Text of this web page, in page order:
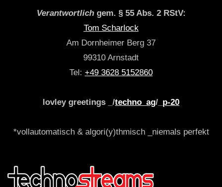
Verantwortlichgem. § 55 Abs. 2 RStV:
Tom Scharlock
Am Dornheimer Berg 37
99310 Arnstadt
Tel: +49 3628 5152860
lovley greetings _/techno_ag/_ p-20
*vollautomatisch & algori(y)thmisch _niemals perfekt